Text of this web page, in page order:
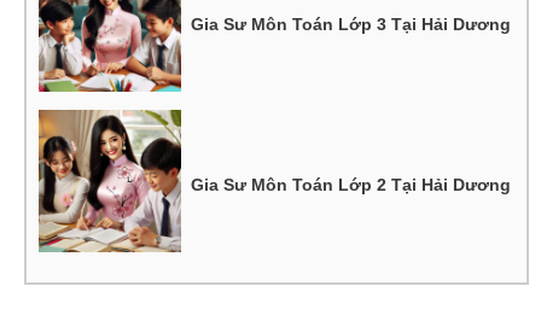
Gia Sư Môn Toán Lớp 3 Tại Hải Dương
Gia Sư Môn Toán Lớp 2 Tại Hải Dương